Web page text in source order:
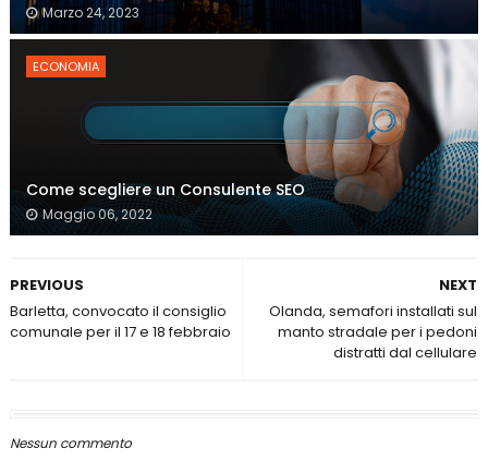
Marzo 24, 2023
ECONOMIA
Come scegliere un Consulente SEO
Maggio 06, 2022
NEXT
Olanda, semafori installati sul
manto stradale per i pedoni
distratti dal cellulare
PREVIOUS
Barletta, convocato il consiglio
comunale per il 17 e 18 febbraio
Nessun commento